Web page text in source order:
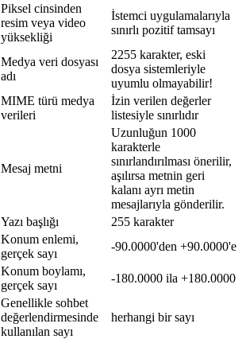
Piksel cinsinden
resim veya video
yüksekliği
İstemci uygulamalarıyla
sınırlı pozitif tamsayı
Medya veri dosyası
adı
2255 karakter, eski
dosya sistemleriyle
uyumlu olmayabilir!
MIME türü medya
verileri
İzin verilen değerler
listesiyle sınırlıdır
Mesaj metni
Uzunluğun 1000
karakterle
sınırlandırılması önerilir,
aşılırsa metnin geri
kalanı ayrı metin
mesajlarıyla gönderilir.
Yazı başlığı
255 karakter
Konum enlemi,
gerçek sayı
-90.0000'den +90.0000'e
Konum boylamı,
gerçek sayı
-180.0000 ila +180.0000
Genellikle sohbet
değerlendirmesinde
kullanılan sayı
herhangi bir sayı